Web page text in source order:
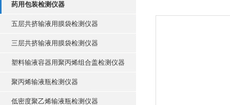
药用包装检测仪器
五层共挤输液用膜袋检测仪器
三层共挤输液用膜袋检测仪器
塑料输液容器用聚丙烯组合盖检测仪器
聚丙烯输液瓶检测仪器
低密度聚乙烯输液瓶检测仪器